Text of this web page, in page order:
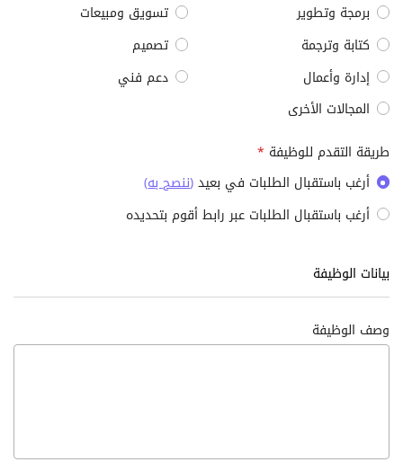
برمجة وتطوير
تسويق ومبيعات
كتابة وترجمة
تصميم
إدارة وأعمال
دعم فني
المجالات الأخرى
طريقة التقدم للوظيفة *
أرغب باستقبال الطلبات في بعيد(ننصح به)
أرغب باستقبال الطلبات عبر رابط أقوم بتحديده
بيانات الوظيفة
وصف الوظيفة